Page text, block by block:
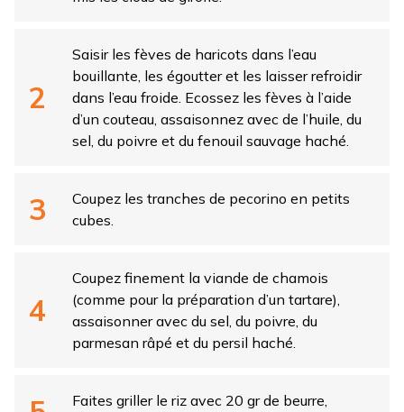
Saisir les fèves de haricots dans l’eau
bouillante, les égoutter et les laisser refroidir
dans l’eau froide. Ecossez les fèves à l’aide
d’un couteau, assaisonnez avec de l’huile, du
sel, du poivre et du fenouil sauvage haché.
Coupez les tranches de pecorino en petits
cubes.
Coupez finement la viande de chamois
(comme pour la préparation d’un tartare),
assaisonner avec du sel, du poivre, du
parmesan râpé et du persil haché.
Faites griller le riz avec 20 gr de beurre,